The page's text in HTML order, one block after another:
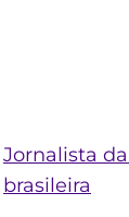
Jornalista
brasileira